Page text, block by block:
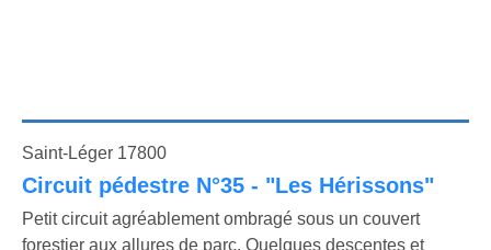
Saint-Léger 17800
Circuit pédestre N°35 - "Les Hérissons"
Petit circuit agréablement ombragé sous un couvert
forestier aux allures de parc. Quelques descentes et